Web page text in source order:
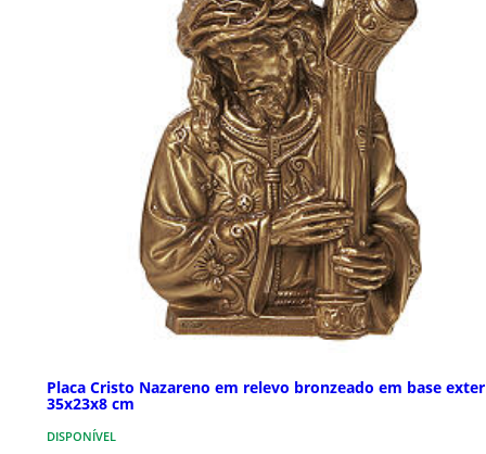
Placa Cristo Nazareno em relevo bronzeado em base
35x23x8 cm
DISPONÍVEL